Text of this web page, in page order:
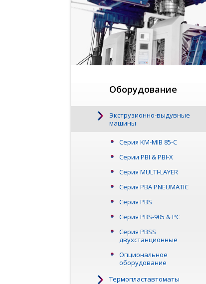
Оборудование
Экструзионно-выдувные
машины
Серия KM-MIB 85-C
Серии PBI & PBI-X
Серия MULTI-LAYER
Серия PBA PNEUMATIC
Серия PBS
Серия PBS-905 & PC
Серия PBSS
двухстанционные
Опциональное
оборудование
Термопластавтоматы